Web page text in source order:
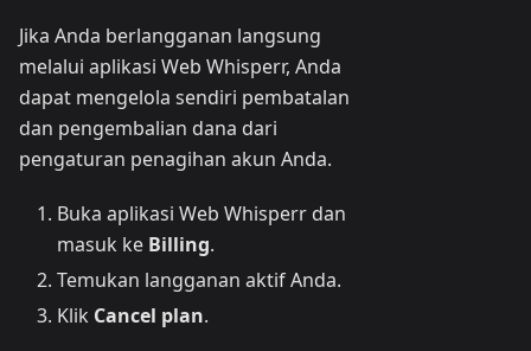
Jika Anda berlangganan langsung
melalui aplikasi Web Whisperr, Anda
dapat mengelola sendiri pembatalan
dan pengembalian dana dari
pengaturan penagihan akun Anda.
Buka aplikasi Web Whisperr dan
masuk ke Billing.
Temukan langganan aktif Anda.
Klik Cancel plan.